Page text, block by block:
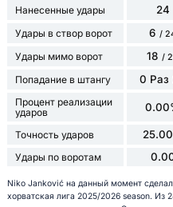
Нанесенные удары 24
Удары в створ ворот 6 /
Удары мимо ворот 18 /
Попадание в штангу 0 Раз
Процент реализации
ударов
Точность ударов
Удары по воротам
Niko Janković на данный момент
хорватская лига 2025/2026 season. Из